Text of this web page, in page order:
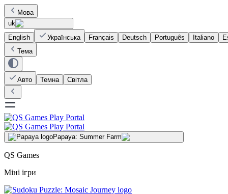
Мова
uk
English
Українська Français Deutsch Português Italiano
Тема
Авто Темна Світла
Papaya: Summer Farm
QS Games
Міні ігри